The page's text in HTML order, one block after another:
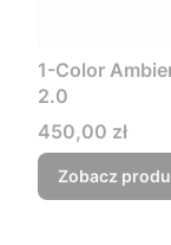
1-Color
2.0
Cena
450,00 zł
Zobacz